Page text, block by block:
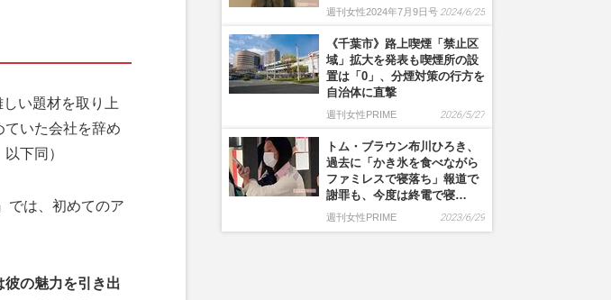
しい題材を取り上
いた会社を辞め
下同）
では、初めてのア
彼の魅力を引き出
週刊女性2024年7月9日号 2024/6/25
《千葉市》路上喫煙「禁止区
域」拡大を発表も喫煙所の設
置は「0」、分煙対策の行方を
自治体に直撃
週刊女性PRIME 2026/5/27
トム・ブラウン布川ひろき、
過去に「かき氷を食べながら
ファミレスで寝落ち」報道で
謝罪も、今度は終電で寝…
週刊女性PRIME 2023/6/29